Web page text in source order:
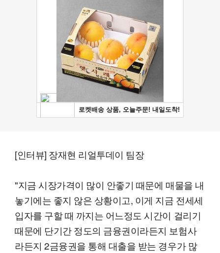
[인터뷰] 장재현 리얼투데이 팀장
"지금 시장가격이 많이 안좋기 때문에 매물을 내
놓기에는 좋지 않은 상황이고, 이게 지금 전세세
입자를 구할 때 까지는 어느정도 시간이 걸리기
때문에 단기간 정도의 금융권이라든지 보험사
라든지 2금융권을 통해 대출을 받는 경우가 많